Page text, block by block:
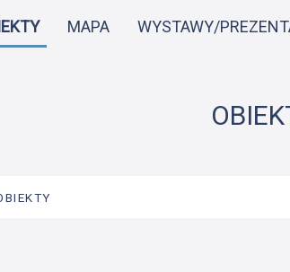
MAPA WYSTAWY/